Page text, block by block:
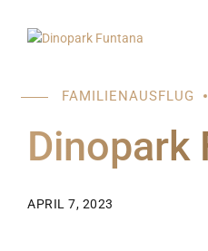
FAMILIENAUSFLUG
Dinopark
APRIL 7, 2023